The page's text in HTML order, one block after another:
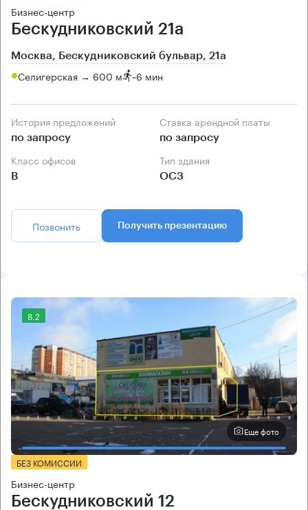
Бизнес-центр
Бескудниковский 21а
Москва, Бескудниковский бульвар, 21а
Селигерская → 600 м ~6 мин
История предложений
по запросу
Ставка арендной платы
по запросу
Класс офисов
B
Тип здания
ОСЗ
Позвонить Получить презентацию
8.2
Еще фото
БЕЗ КОМИССИИ
Бизнес-центр
Бескудниковский 12